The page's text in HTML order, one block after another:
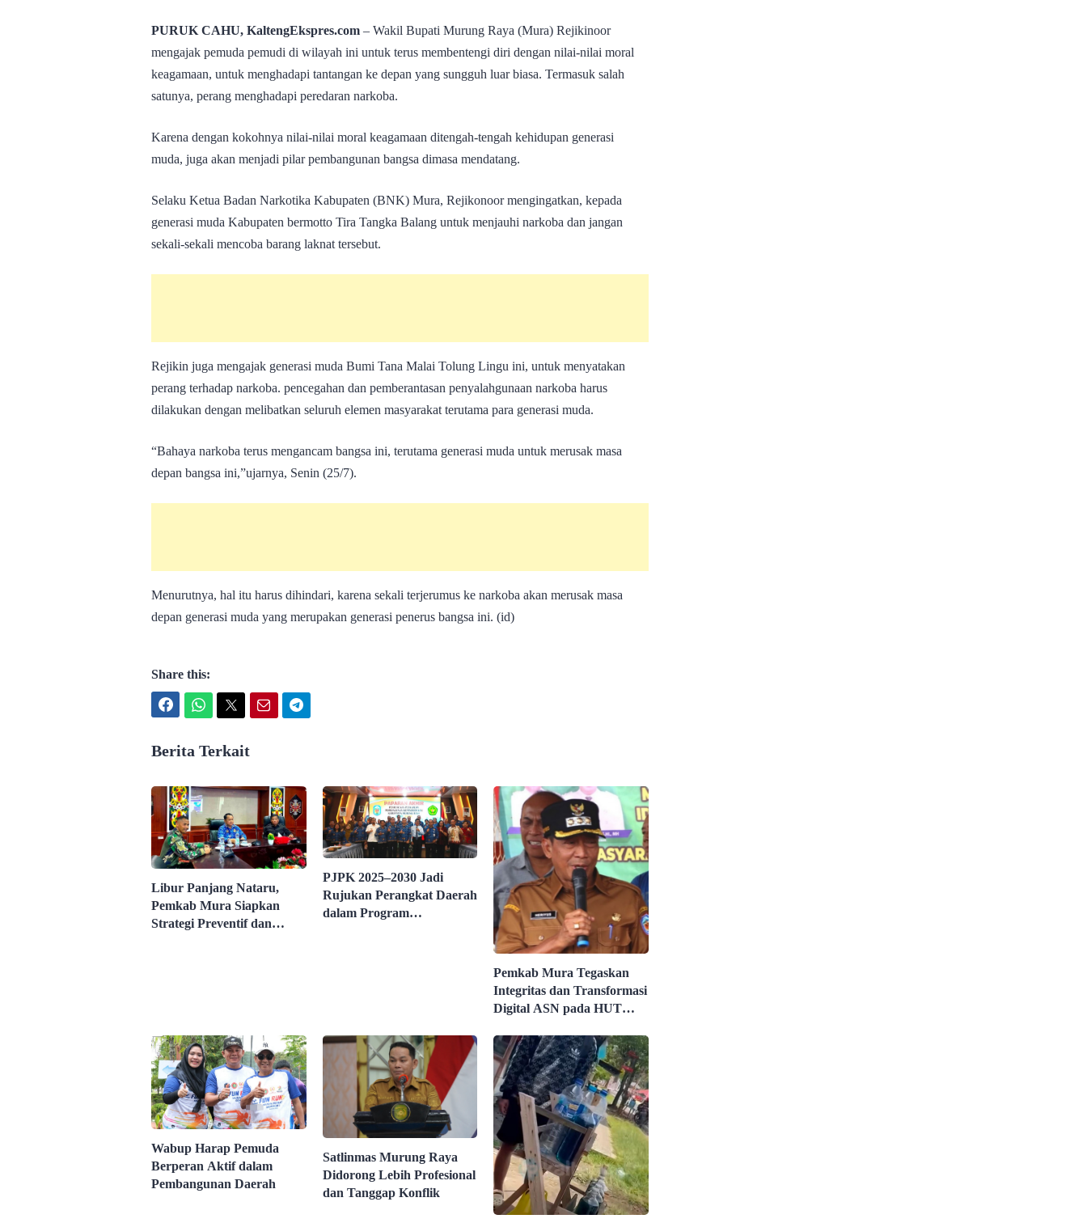
PURUK CAHU, KaltengEkspres.com – Wakil Bupati Murung Raya (Mura) Rejikinoor
mengajak pemuda pemudi di wilayah ini untuk terus membentengi diri dengan nilai-nilai moral
keagamaan, untuk menghadapi tantangan ke depan yang sungguh luar biasa. Termasuk salah
satunya, perang menghadapi peredaran narkoba.
Karena dengan kokohnya nilai-nilai moral keagamaan ditengah-tengah kehidupan generasi
muda, juga akan menjadi pilar pembangunan bangsa dimasa mendatang.
Selaku Ketua Badan Narkotika Kabupaten (BNK) Mura, Rejikonoor mengingatkan, kepada
generasi muda Kabupaten bermotto Tira Tangka Balang untuk menjauhi narkoba dan jangan
sekali-sekali mencoba barang laknat tersebut.
Rejikin juga mengajak generasi muda Bumi Tana Malai Tolung Lingu ini, untuk menyatakan
perang terhadap narkoba. pencegahan dan pemberantasan penyalahgunaan narkoba harus
dilakukan dengan melibatkan seluruh elemen masyarakat terutama para generasi muda.
“Bahaya narkoba terus mengancam bangsa ini, terutama generasi muda untuk merusak masa
depan bangsa ini,”ujarnya, Senin (25/7).
Menurutnya, hal itu harus dihindari, karena sekali terjerumus ke narkoba akan merusak masa
depan generasi muda yang merupakan generasi penerus bangsa ini. (id)
Share this:
Berita Terkait
Libur Panjang Nataru,
Pemkab Mura Siapkan
Strategi Preventif dan
PJPK 2025–2030 Jadi
Rujukan Perangkat Daerah
dalam Program
Pemkab Mura Tegaskan
Integritas dan Transformasi
Digital ASN pada HUT
Wabup Harap Pemuda
Berperan Aktif dalam
Pembangunan Daerah
Satlinmas Murung Raya
Didorong Lebih Profesional
dan Tanggap Konflik